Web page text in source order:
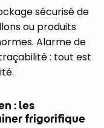
sécurisé de
ou produits
Alarme de
: tout est
: les
frigorifique